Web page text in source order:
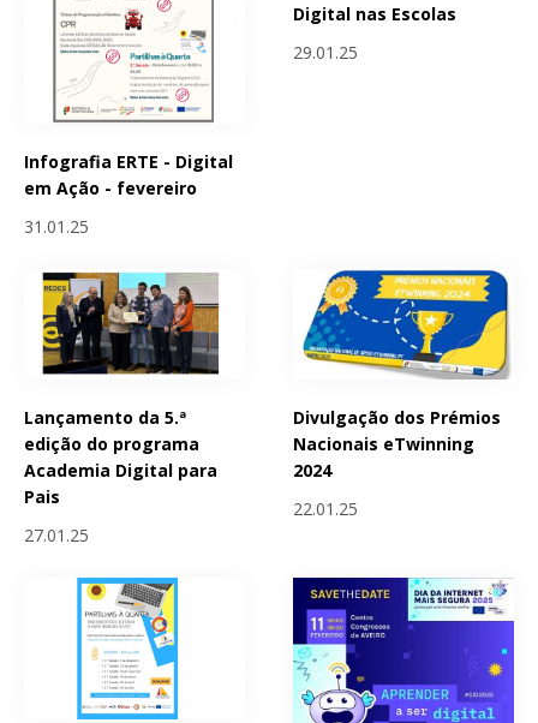
Infografia ERTE - Digital
em Ação - fevereiro
31.01.25
Digital nas Escolas
29.01.25
Lançamento da 5.ª
edição do programa
Academia Digital para
Pais
27.01.25
Divulgação dos Prémios
Nacionais eTwinning
2024
22.01.25